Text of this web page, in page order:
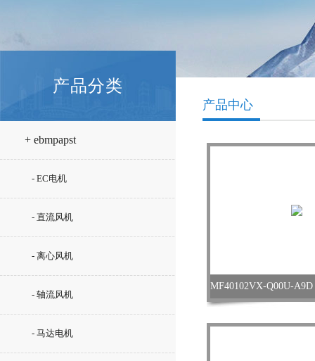
产品分类
+ ebmpapst
- EC电机
- 直流风机
- 离心风机
- 轴流风机
- 马达电机
产品中心